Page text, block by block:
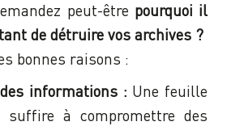
peut-être pourquoi il
de détruire vos archives ?
bonnes raisons :
informations : Une feuille
suffire à compromettre des